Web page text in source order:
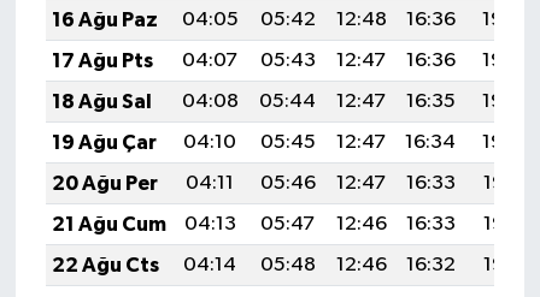
16 Ağu Paz
04:05 05:42 12:48 16:36
19:43
17 Ağu Pts
04:07 05:43 12:47 16:36
19:42
18 Ağu Sal
04:08 05:44 12:47 16:35
19:40
19 Ağu Çar
04:10 05:45 12:47 16:34
19:39
20 Ağu Per
04:11 05:46 12:47 16:33
19:38
21 Ağu Cum
04:13 05:47 12:46 16:33
19:36
22 Ağu Cts
04:14 05:48 12:46 16:32
19:35